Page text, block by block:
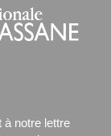
à notre lettre